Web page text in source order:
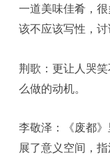
一道美味佳肴，
该不应该写性，
荆歌：更让人哭
么做的动机。
李敬泽：《废都
展了意义空间，